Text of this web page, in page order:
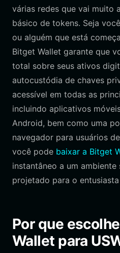
várias redes que vai muito
básico de tokens. Seja
ou alguém que está
Bitget Wallet garante que
total sobre seus ativos
autocustódia de chaves
acessível em todas as
incluindo aplicativos
Android, bem como uma
navegador para usuários
você pode baixar a Bitget
instantâneo a um
projetado para o
Por que
Wallet para